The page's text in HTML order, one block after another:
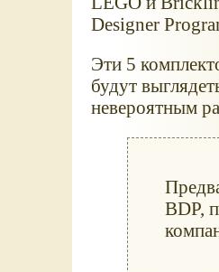
Designer
Эти 5
будут
невероятным
BDP,